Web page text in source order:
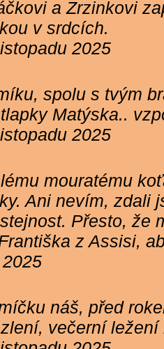
a Zrzinkovi
v srdcích.
2025
spolu s tvým
Matýska..
2025
mouratému
Ani nevím, zdali
Přesto, že
z Assisi,
náš, před
večerní